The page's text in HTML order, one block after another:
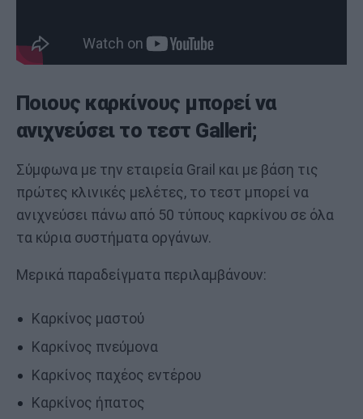
Ποιους καρκίνους μπορεί να
ανιχνεύσει το τεστ Galleri;
Σύμφωνα με την εταιρεία Grail και με βάση τις
πρώτες κλινικές μελέτες, το τεστ μπορεί να
ανιχνεύσει πάνω από 50 τύπους καρκίνου σε όλα
τα κύρια συστήματα οργάνων.
Μερικά παραδείγματα περιλαμβάνουν:
Καρκίνος μαστού
Καρκίνος πνεύμονα
Καρκίνος παχέος εντέρου
Καρκίνος ήπατος